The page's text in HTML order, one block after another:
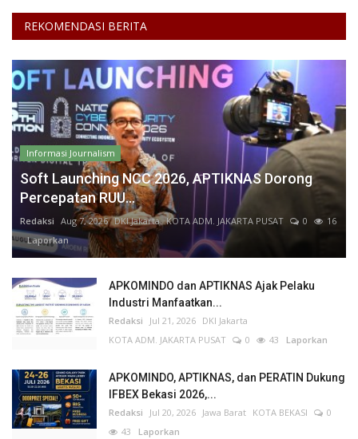
REKOMENDASI BERITA
Informasi Journalism
Soft Launching NCC 2026, APTIKNAS Dorong
Percepatan RUU...
Redaksi Aug 7, 2026 DKI Jakarta KOTA ADM. JAKARTA PUSAT 0
16
Laporkan
APKOMINDO dan APTIKNAS Ajak Pelaku
Industri Manfaatkan...
Redaksi Jul 21, 2026 DKI Jakarta
KOTA ADM. JAKARTA PUSAT
0 43 Laporkan
APKOMINDO, APTIKNAS, dan PERATIN Dukung
IFBEX Bekasi 2026,...
Redaksi Jul 20, 2026 Jawa Barat KOTA BEKASI
0
43 Laporkan